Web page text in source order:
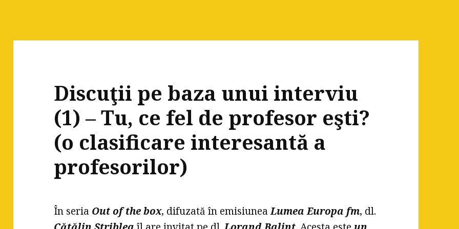
Discuţii pe baza unui interviu
(1) – Tu, ce fel de profesor eşti?
(o clasificare interesantă a
profesorilor)
În seria Out of the box, difuzată în emisiuneaLumea Europa fm, dl.